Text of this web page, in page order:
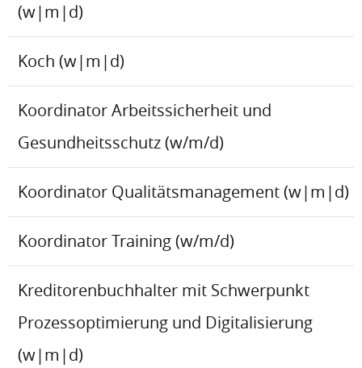
(w|m|d)
Koch (w|m|d)
Koordinator Arbeitssicherheit und
Gesundheitsschutz (w/m/d)
Koordinator Qualitätsmanagement (w|m|d)
Koordinator Training (w/m/d)
Kreditorenbuchhalter mit Schwerpunkt
Prozessoptimierung und Digitalisierung
(w|m|d)